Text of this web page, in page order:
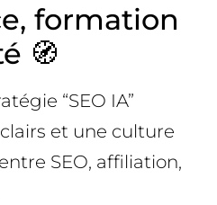
formation
🧭
“SEO IA”
et une culture
SEO, affiliation,